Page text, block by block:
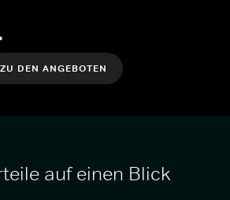
ZU DEN ANGEBOTEN
auf einen Blick